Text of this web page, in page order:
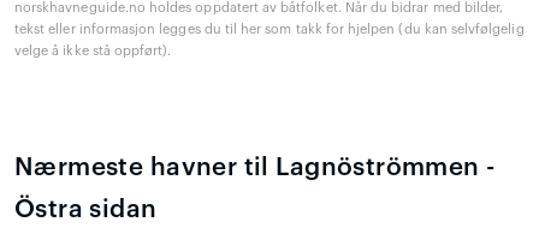
norskhavneguide.no holdes oppdatert av båtfolket. Når du bidrar med bilder,
tekst eller informasjon legges du til her som takk for hjelpen (du kan selvfølgelig
velge å ikke stå oppført).
Nærmeste havner til Lagnöströmmen -
Östra sidan